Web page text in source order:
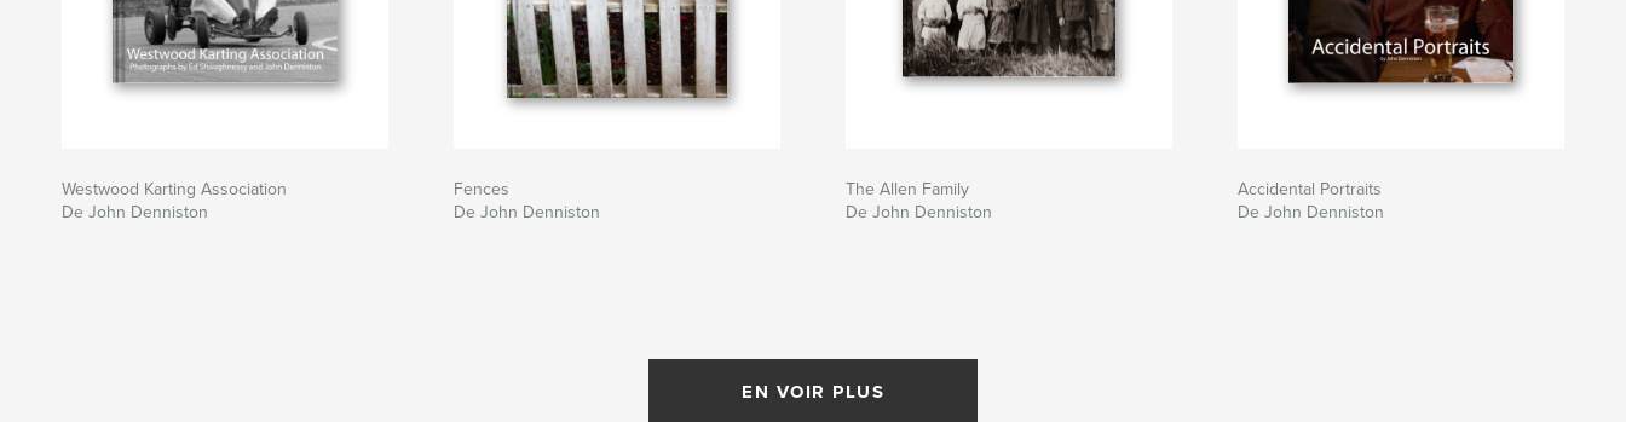
Westwood Karting Association
De John Denniston
Fences
De John Denniston
The Allen Family
De John Denniston
Accidental Portraits
De John Denniston
EN VOIR PLUS